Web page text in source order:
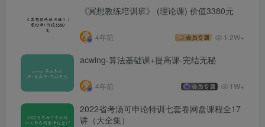
《冥想教练培训班》 (理论课) 价值3380元
4年前 会员专属 1.2W+
acwing-算法基础课+提高课-完结无秘
4年前 会员专属 1W+
2022省考汤可申论特训七套卷网盘课程全17
讲（大全集）